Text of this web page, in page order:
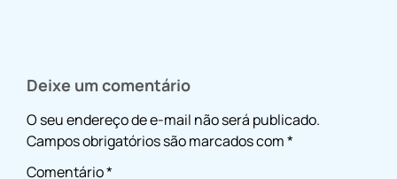
Deixe um comentário
O seu endereço de e-mail não será publicado.
Campos obrigatórios são marcados com*
Comentário*